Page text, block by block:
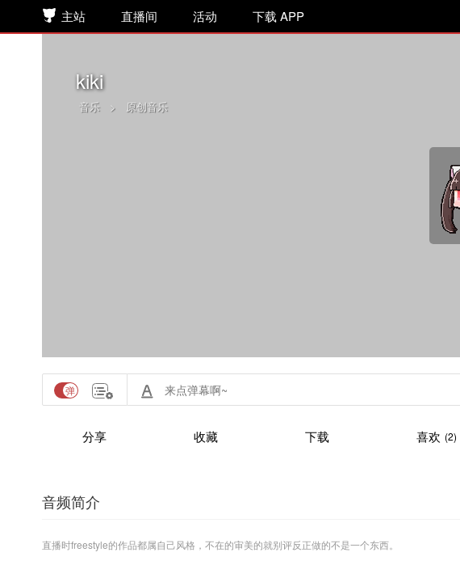
主站 直播间 活动 下载 APP
kiki
音乐 > 原创音乐
分享 收藏 下载 喜欢 (2)
音频简介
直播时freestyle的作品都属自己风格，不在的审美的就别评反正做的不是一个东西。